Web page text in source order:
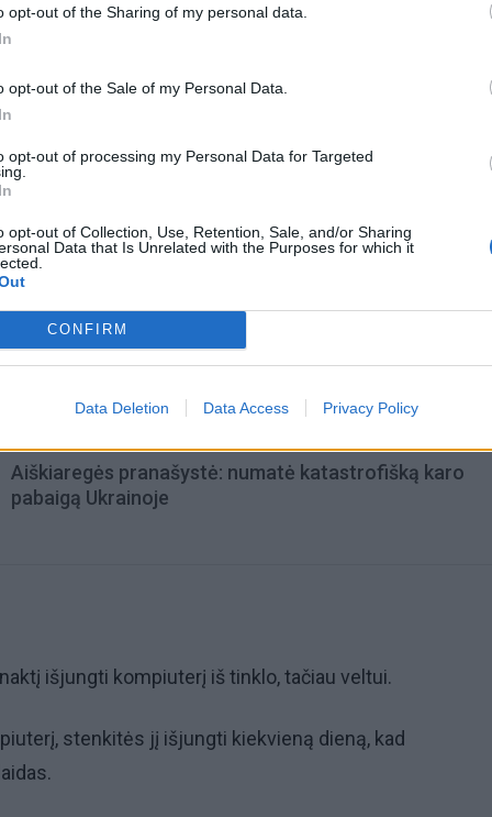
opt-out of the Sharing of my personal data.
opt-out of the Sale of my Personal Data.
opt-out of processing my Personal Data for Targeted
opt-out of Collection, Use, Retention, Sale, and/or Sharing
Data that Is Unrelated with the Purposes for which it
CONFIRM
Data Deletion Data Access Privacy Policy
teatro istorijoje“
Aiškiaregės pranašystė: numatė katastrofišką karo
pabaigą Ukrainoje
išjungti kompiuterį iš tinklo, tačiau veltui.
stenkitės jį išjungti kiekvieną dieną, kad